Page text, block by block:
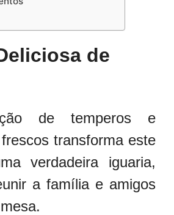
de
de temperos e
transforma este
verdadeira iguaria,
a família e amigos